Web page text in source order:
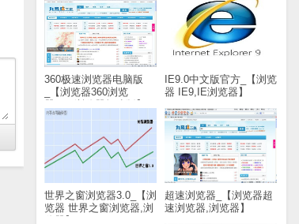
360极速浏览器电脑版
_【浏览器360浏览
(38.8M)
IE9.0中文版官方_【浏览
器 IE9,IE浏览器】
世界之窗浏览器3.0_【浏
览器 世界之窗浏览器,浏
超速浏览器_【浏览器超
速浏览器,浏览器】